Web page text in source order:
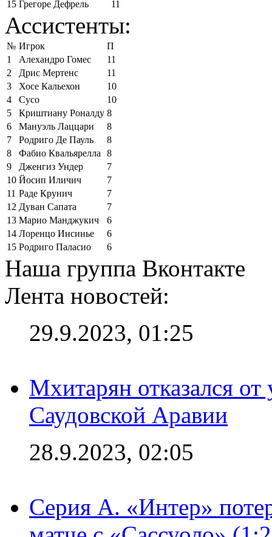
15 Грегоре Дефрель 11
Ассистенты:
№ Игрок
П
1
Алехандро Гомес
11
2
Дрис Мертенс
11
3
Хосе Кальехон
10
4
Сусо
10
5
Криштиану Роналду 8
6
Мануэль Лаццари
8
7
Родриго Де Пауль
8
8
Фабио Квальярелла
8
9
Дженгиз Ундер
7
10 Йосип Иличич
7
11 Раде Крунич
7
12 Дуван Сапата
7
13 Марио Манджукич
6
14 Лоренцо Инсинье
6
15 Родриго Паласио 6
Наша группа Вконтакте
Лента новостей:
29.9.2023, 01:25
Мхитарян отказался от
Саудовской Аравии
28.9.2023, 02:05
Серия А. «Интер»